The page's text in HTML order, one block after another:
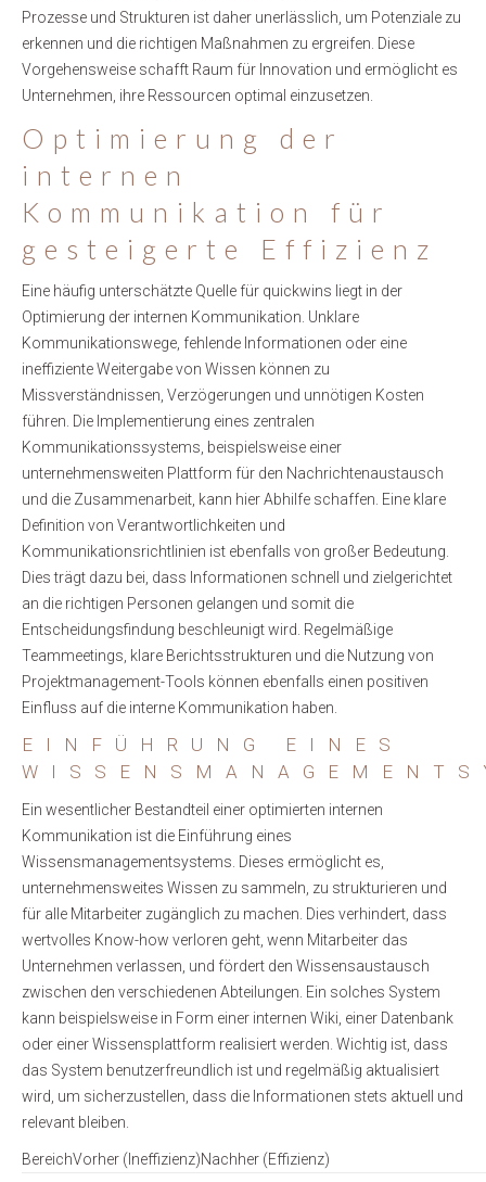
Prozesse und Strukturen ist daher unerlässlich, um Potenziale zu
erkennen und die richtigen Maßnahmen zu ergreifen. Diese
Vorgehensweise schafft Raum für Innovation und ermöglicht es
Unternehmen, ihre Ressourcen optimal einzusetzen.
Optimierung der
internen
Kommunikation für
gesteigerte Effizienz
Eine häufig unterschätzte Quelle für quickwins liegt in der
Optimierung der internen Kommunikation. Unklare
Kommunikationswege, fehlende Informationen oder eine
ineffiziente Weitergabe von Wissen können zu
Missverständnissen, Verzögerungen und unnötigen Kosten
führen. Die Implementierung eines zentralen
Kommunikationssystems, beispielsweise einer
unternehmensweiten Plattform für den Nachrichtenaustausch
und die Zusammenarbeit, kann hier Abhilfe schaffen. Eine klare
Definition von Verantwortlichkeiten und
Kommunikationsrichtlinien ist ebenfalls von großer Bedeutung.
Dies trägt dazu bei, dass Informationen schnell und zielgerichtet
an die richtigen Personen gelangen und somit die
Entscheidungsfindung beschleunigt wird. Regelmäßige
Teammeetings, klare Berichtsstrukturen und die Nutzung von
Projektmanagement-Tools können ebenfalls einen positiven
Einfluss auf die interne Kommunikation haben.
EINFÜHRUNG EINES
Ein wesentlicher Bestandteil einer optimierten internen
Kommunikation ist die Einführung eines
Wissensmanagementsystems. Dieses ermöglicht es,
unternehmensweites Wissen zu sammeln, zu strukturieren und
für alle Mitarbeiter zugänglich zu machen. Dies verhindert, dass
wertvolles Know-how verloren geht, wenn Mitarbeiter das
Unternehmen verlassen, und fördert den Wissensaustausch
zwischen den verschiedenen Abteilungen. Ein solches System
kann beispielsweise in Form einer internen Wiki, einer Datenbank
oder einer Wissensplattform realisiert werden. Wichtig ist, dass
das System benutzerfreundlich ist und regelmäßig aktualisiert
wird, um sicherzustellen, dass die Informationen stets aktuell und
relevant bleiben.
BereichVorher (Ineffizienz)Nachher (Effizienz)